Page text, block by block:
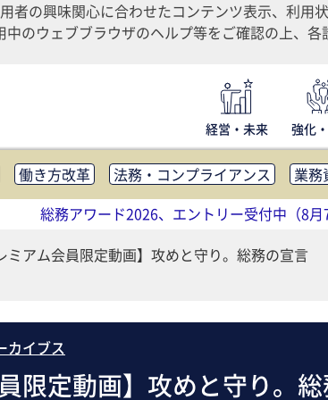
者の興味関心に合わせたコンテンツ表示、利
のウェブブラウザのヘルプ等をご確認の上、各
経営・未来 強化
働き方改革 法務・コンプライアンス
業務
内広報 社外・社内コミュニケーション活性化
補助金・コスト削減 アウトソーシング・BPO
総務アワード2026、エントリー受付中（8月
ミアム会員限定動画】攻めと守り。総務の宣言
カイブス
限定動画】攻めと守り。